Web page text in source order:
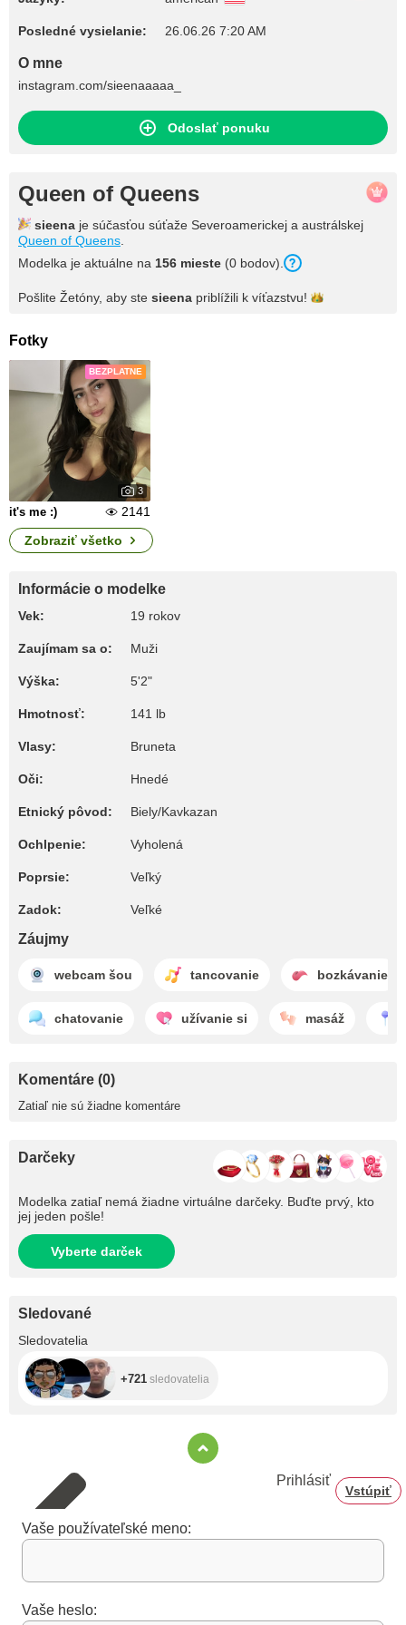
Posledné vysielanie: 26.06.26 7:20 AM
O mne
instagram.com/sieenaaaaa_
Odoslať ponuku
Queen of Queens
sieena je súčasťou súťaže Severoamerickej a austrálskej
Queen of Queens
Modelka je aktuálne na 156 mieste (0 bodov).
Pošlite Žetóny, aby ste sieena priblížili k víťazstvu!
Fotky
BEZPLATNE
3
it's me :)
2141
Zobraziť všetko
Informácie o modelke
Vek: 19 rokov
Zaujímam sa o: Muži
Výška: 5'2"
Hmotnosť: 141 lb
Vlasy: Bruneta
Oči: Hnedé
Etnický pôvod: Biely/Kavkazan
Ochlpenie: Vyholená
Poprsie: Veľký
Zadok: Veľké
Záujmy
webcam šou tancovanie bozkávanie
chatovanie užívanie si masáž
Komentáre (0)
Zatiaľ nie sú žiadne komentáre
Darčeky
Modelka zatiaľ nemá žiadne virtuálne darčeky. Buďte prvý, kto
jej jeden pošle!
Vyberte darček
Sledované
Sledovatelia
+721 sledovatelia
Prihlásiť
Vstúpiť
Vaše používateľské meno:
Vaše heslo: